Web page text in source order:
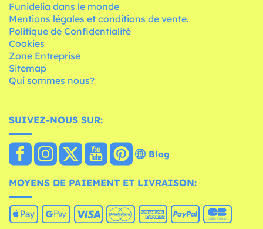
Funidelia dans le monde
Mentions légales et conditions de vente.
Politique de Confidentialité
Cookies
Zone Entreprise
Sitemap
Qui sommes nous?
SUIVEZ-NOUS SUR:
Blog
MOYENS DE PAIEMENT ET LIVRAISON: